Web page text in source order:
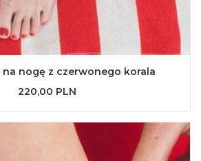
na nogę z czerwonego korala
220,00 PLN